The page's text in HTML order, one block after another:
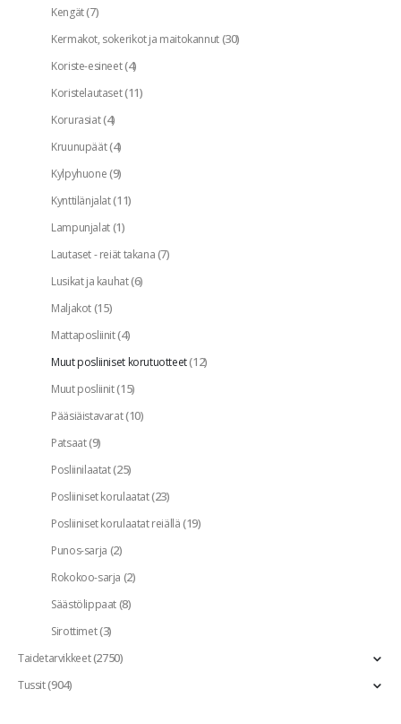
Kengät(7)
Kermakot, sokerikot ja maitokannut(30)
Koriste-esineet(4)
Koristelautaset(11)
Korurasiat(4)
Kruunupäät(4)
Kylpyhuone(9)
Kynttilänjalat(11)
Lampunjalat(1)
Lautaset - reiät takana(7)
Lusikat ja kauhat(6)
Maljakot(15)
Mattaposliinit(4)
Muut posliiniset korutuotteet(12)
Muut posliinit(15)
Pääsiäistavarat(10)
Patsaat(9)
Posliinilaatat(25)
Posliiniset korulaatat(23)
Posliiniset korulaatat reiällä(19)
Punos-sarja (2)
Rokokoo-sarja (2)
Säästölippaat(8)
Sirottimet(3)
Taidetarvikkeet(2750)
Tussit(904)